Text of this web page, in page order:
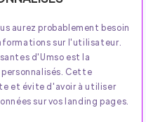
aurez probablement besoin
sur l'utilisateur.
d'Umso est la
Cette
et évite d'avoir à utiliser
sur vos landing pages.